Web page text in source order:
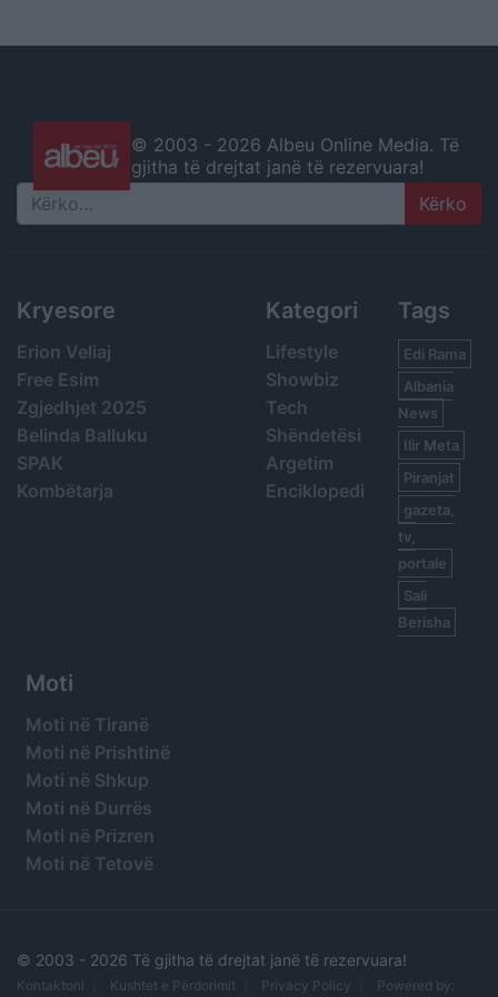
© 2003 - 2026 Albeu Online Media. Të
gjitha të drejtat janë të rezervuara!
Search
Kryesore
Erion Veliaj
Free Esim
Zgjedhjet 2025
Belinda Balluku
SPAK
Kombëtarja
Kategori
Lifestyle
Showbiz
Tech
Shëndetësi
Argetim
Enciklopedi
Tags
Edi Rama
Albania
News
Ilir Meta
Piranjat
gazeta,
tv,
portale
Sali
Berisha
Moti
Moti në Tiranë
Moti në Prishtinë
Moti në Shkup
Moti në Durrës
Moti në Prizren
Moti në Tetovë
© 2003 - 2026 Të gjitha të drejtat janë të rezervuara!
Kontaktoni Kushtet e Përdorimit Privacy Policy Powered by: